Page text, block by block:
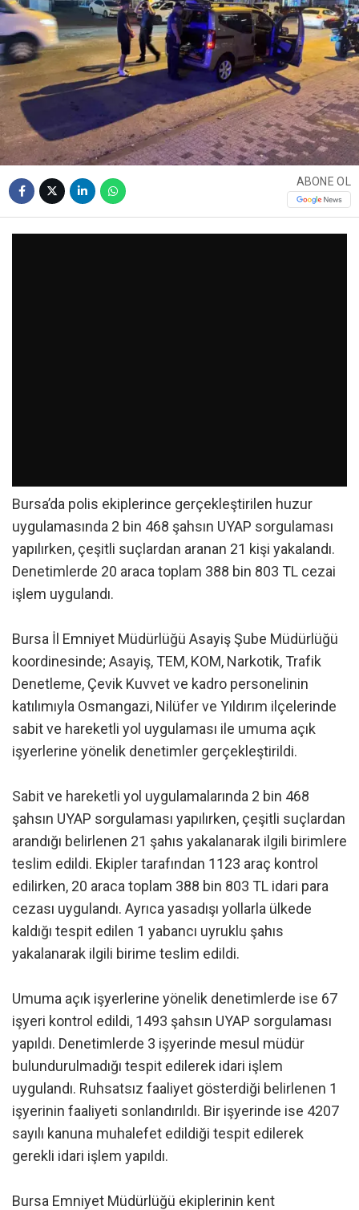
ABONE OL
Bursa’da polis ekiplerince gerçekleştirilen huzur
uygulamasında 2 bin 468 şahsın UYAP sorgulaması
yapılırken, çeşitli suçlardan aranan 21 kişi yakalandı.
Denetimlerde 20 araca toplam 388 bin 803 TL cezai
işlem uygulandı.
Bursa İl Emniyet Müdürlüğü Asayiş Şube Müdürlüğü
koordinesinde; Asayiş, TEM, KOM, Narkotik, Trafik
Denetleme, Çevik Kuvvet ve kadro personelinin
katılımıyla Osmangazi, Nilüfer ve Yıldırım ilçelerinde
sabit ve hareketli yol uygulaması ile umuma açık
işyerlerine yönelik denetimler gerçekleştirildi.
Sabit ve hareketli yol uygulamalarında 2 bin 468
şahsın UYAP sorgulaması yapılırken, çeşitli suçlardan
arandığı belirlenen 21 şahıs yakalanarak ilgili birimlere
teslim edildi. Ekipler tarafından 1123 araç kontrol
edilirken, 20 araca toplam 388 bin 803 TL idari para
cezası uygulandı. Ayrıca yasadışı yollarla ülkede
kaldığı tespit edilen 1 yabancı uyruklu şahıs
yakalanarak ilgili birime teslim edildi.
Umuma açık işyerlerine yönelik denetimlerde ise 67
işyeri kontrol edildi, 1493 şahsın UYAP sorgulaması
yapıldı. Denetimlerde 3 işyerinde mesul müdür
bulundurulmadığı tespit edilerek idari işlem
uygulandı. Ruhsatsız faaliyet gösterdiği belirlenen 1
işyerinin faaliyeti sonlandırıldı. Bir işyerinde ise 4207
sayılı kanuna muhalefet edildiği tespit edilerek
gerekli idari işlem yapıldı.
Bursa Emniyet Müdürlüğü ekiplerinin kent